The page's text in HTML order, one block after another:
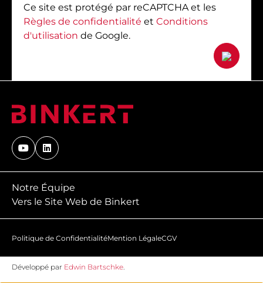
Ce site est protégé par reCAPTCHA et les
Règles de confidentialité et Conditions
d'utilisation de Google.
Notre Équipe
Vers le Site Web de Binkert
Politique de ConfidentialitéMention LégaleCGV
Développé par Edwin Bartschke.